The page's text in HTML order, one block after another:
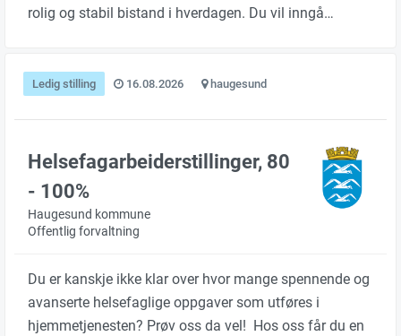
rolig og stabil bistand i hverdagen. Du vil inngå…
Ledig stilling 16.08.2026 haugesund
Helsefagarbeiderstillinger, 80
- 100%
Haugesund kommune
Offentlig forvaltning
Du er kanskje ikke klar over hvor mange spennende og
avanserte helsefaglige oppgaver som utføres i
hjemmetjenesten? Prøv oss da vel! Hos oss får du en